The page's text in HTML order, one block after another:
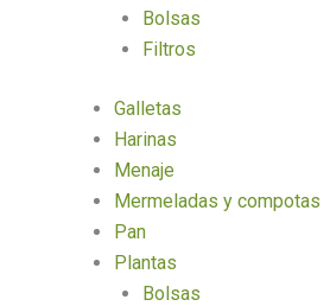
Bolsas
Filtros
Galletas
Harinas
Menaje
Mermeladas y compotas
Pan
Plantas
Bolsas